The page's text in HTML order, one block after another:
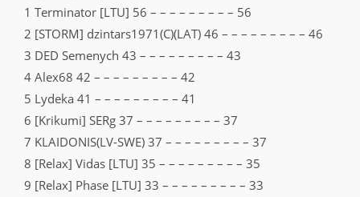
1 Terminator [LTU] 56 – – – – – – – – – 56
2 [STORM] dzintars1971(C)(LAT) 46 – – – – – – – – – 46
3 DED Semenych 43 – – – – – – – – – 43
4 Alex68 42 – – – – – – – – – 42
5 Lydeka 41 – – – – – – – – – 41
6 [Krikumi] SERg 37 – – – – – – – – – 37
7 KLAIDONIS(LV-SWE) 37 – – – – – – – – – 37
8 [Relax] Vidas [LTU] 35 – – – – – – – – – 35
9 [Relax] Phase [LTU] 33 – – – – – – – – – 33